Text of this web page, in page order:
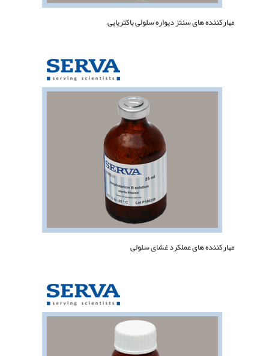
مهارکننده های سنتز دیواره سلولی باکتریایی
مهارکننده های عملکرد غشای سلولی